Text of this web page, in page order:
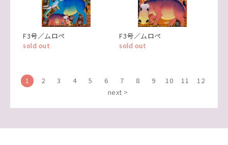
F3号／ムロペ
sold out
F3号／ムロペ
sold out
1 2 3 4 5 6 7 8 9 10 11
12
next >